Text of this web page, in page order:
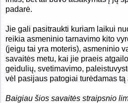
padarė.
Jie gali pasitraukti kuriam laikui
reikia asmeninio tarnavimo kito
(jeigu tai yra moteris), asmeninio
savaitės metu, kai jie praeis
geidulių, svetimavimo,
vėl pasijaus patogiai turėdamas tą
Baigiau šios savaitės straipsnio